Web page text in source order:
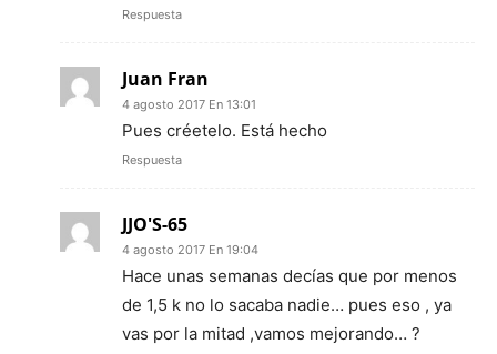
Respuesta
Juan Fran
4 agosto 2017 En 13:01
Pues créetelo. Está hecho
Respuesta
JJO'S-65
4 agosto 2017 En 19:04
Hace unas semanas decías que por menos
de 1,5 k no lo sacaba nadie… pues eso , ya
vas por la mitad ,vamos mejorando… ?